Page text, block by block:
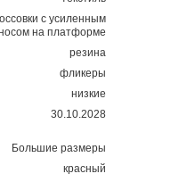
с усиленным
на платформе
резина
фликеры
низкие
30.10.2028
Большие размеры
красный